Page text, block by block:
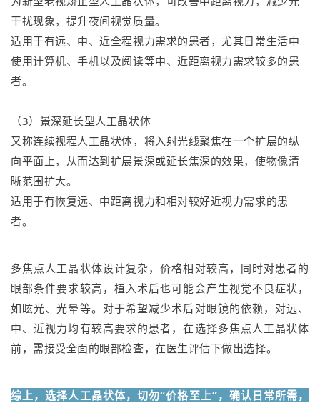
干扰现象，提升夜间视觉质量。
适用于有远、中、近全程视力需求的患者，尤其日常生活中
使用计算机、手机以及阅读等中、近距离视力需求较多的患
者。
（3）景深延长型人工晶状体
又称连续视程人工晶状体，将入射光线聚焦在一个扩展的纵
向平面上，从而达到扩展景深或延长焦深的效果，使物像清
晰范围扩大。
适用于有恢复远、中距离视力和相对较好近视力需求的患
者。
多焦点人工晶状体设计复杂，价格相对较高，同时对患者的
眼部条件要求较高，植入术后也可能会产生视觉不良症状，
如眩光、光晕等。对于希望减少术后对眼镜的依赖，对远、
中、近视力均有较高要求的患者，在选择多焦点人工晶状体
前，需接受全面的眼部检查，在医生评估下做出选择。
综上，选择人工晶状体，切勿“价格至上”，确认日常所需，